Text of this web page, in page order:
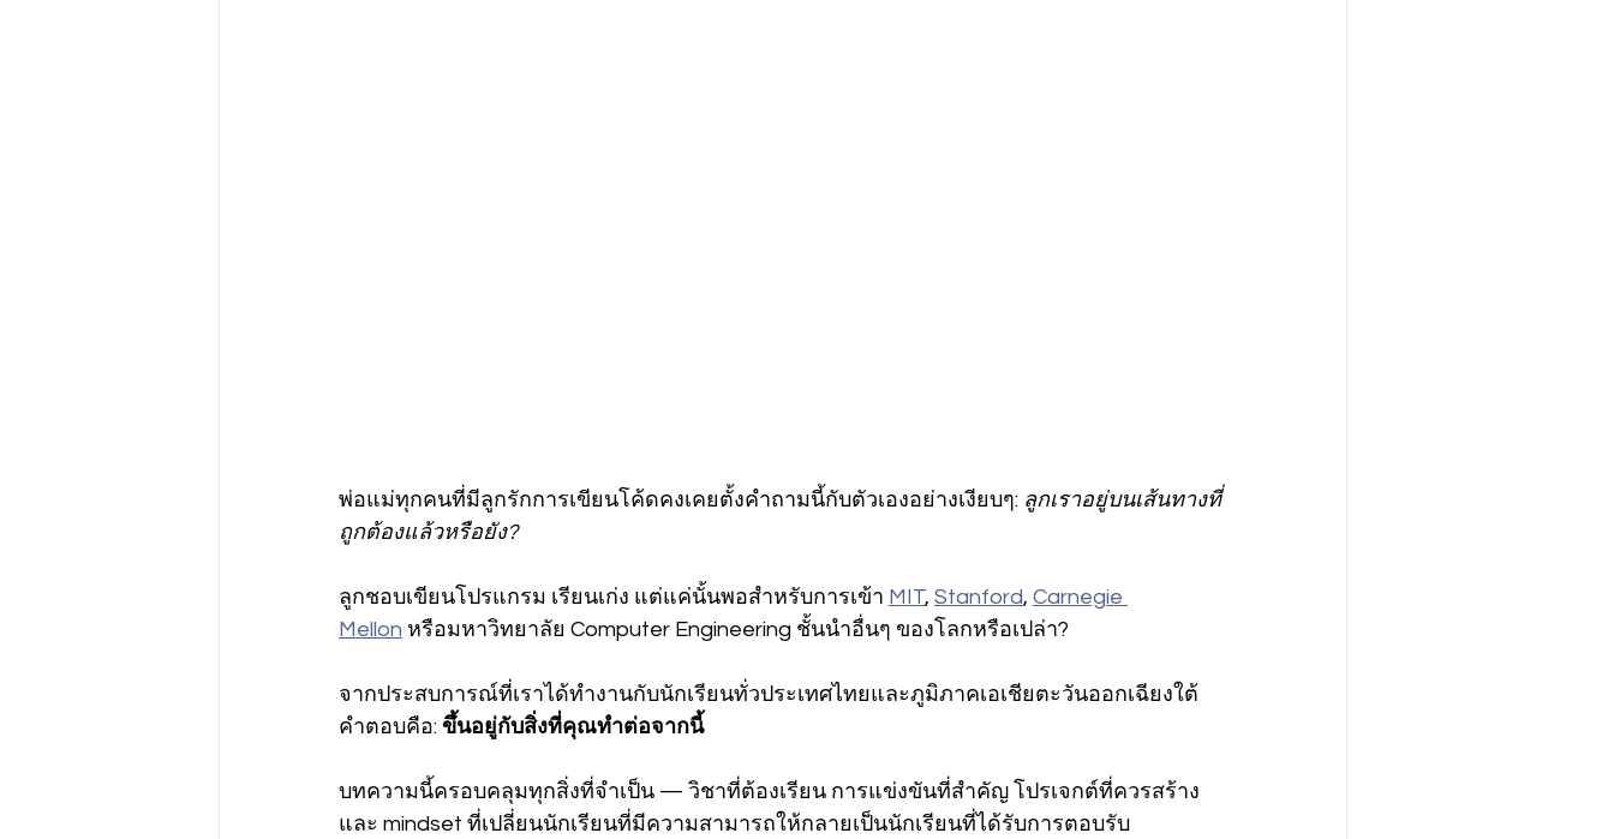
พ่อแม่ทุกคนที่มีลูกรักการเขียนโค้ดคงเคยตั้งคำถามนี้กับตัวเองอย่างเงียบๆ: ลูกเราอยู่บนเส้นทางที่
ถูกต้องแล้วหรือยัง?
ลูกชอบเขียนโปรแกรม เรียนเก่ง แต่แค่นั้นพอสำหรับการเข้า MIT, Stanford, Carnegie
Mellon หรือมหาวิทยาลัย Computer Engineering ชั้นนำอื่นๆ ของโลกหรือเปล่า?
จากประสบการณ์ที่เราได้ทำงานกับนักเรียนทั่วประเทศไทยและภูมิภาคเอเชียตะวันออกเฉียงใต้
คำตอบคือ: ขึ้นอยู่กับสิ่งที่คุณทำต่อจากนี้
บทความนี้ครอบคลุมทุกสิ่งที่จำเป็น — วิชาที่ต้องเรียน การแข่งขันที่สำคัญ โปรเจกต์ที่ควรสร้าง
และ mindset ที่เปลี่ยนนักเรียนที่มีความสามารถให้กลายเป็นนักเรียนที่ได้รับการตอบรับ